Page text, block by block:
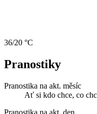
36/20 °C
Pranostiky
Pranostika na akt. měsíc
Ať si kdo chce, co
Pranostika na akt. den